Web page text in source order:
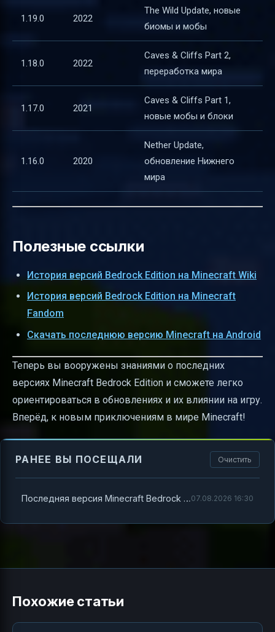
1.19.0 2022
The Wild Update, новые
биомы и мобы
1.18.0 2022
Caves & Cliffs Part 2,
переработка мира
1.17.0 2021
Caves & Cliffs Part 1,
новые мобы и блоки
1.16.0 2020
Nether Update,
обновление Нижнего
мира
Полезные ссылки
История версий Bedrock Edition на Minecraft Wiki
История версий Bedrock Edition на Minecraft
Fandom
Скачать последнюю версию Minecraft на Android
Теперь вы вооружены знаниями о последних
версиях Minecraft Bedrock Edition и сможете легко
ориентироваться в обновлениях и их влиянии на игру.
Вперёд, к новым приключениям в мире Minecraft!
РАНЕЕ ВЫ ПОСЕЩАЛИ Очистить
Последняя версия Minecraft Bedrock Edition и история обновлений07.08.2026 16:30
Похожие статьи